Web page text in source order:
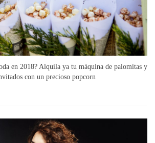
en 2018? Alquila ya tu máquina de palomitas y
con un precioso popcorn